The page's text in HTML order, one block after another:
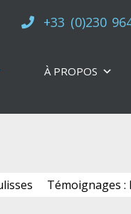
+33 (0)230
À PROPOS
Témoignages :